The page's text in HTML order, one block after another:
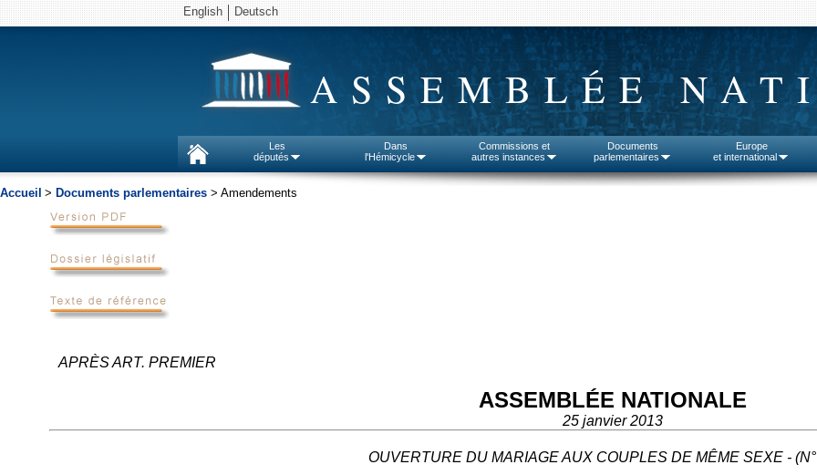
English Deutsch
ASSEMBLÉE
Les
députés
Dans
l'Hémicycle
Commissions et
autres instances
Documents
parlementaires
Europe
et international
Accueil > Documents parlementaires > Amendements
APRÈS ART. PREMIER
ASSEMBLÉE NATIONALE
25 janvier 2013
OUVERTURE DU MARIAGE AUX COUPLES DE MÊME SEXE -